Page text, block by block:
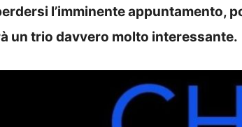
l’imminente appuntamento,
un trio davvero molto interessante.